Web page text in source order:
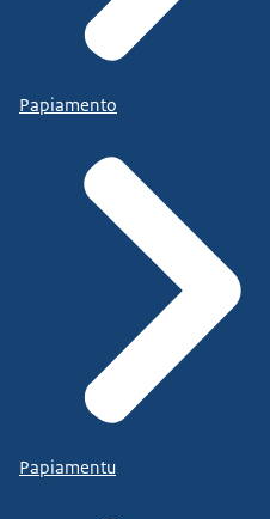
Papiamento
Papiamentu